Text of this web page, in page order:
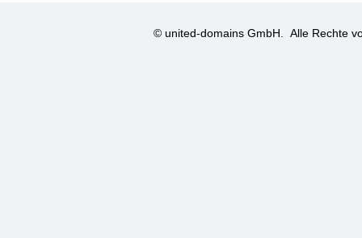
© united-domains GmbH. Alle Rechte